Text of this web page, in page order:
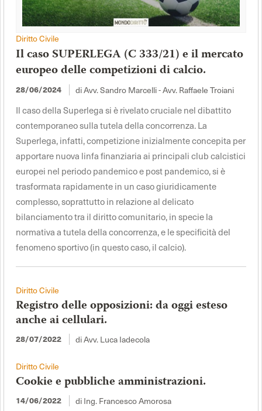
Diritto Civile
Il caso SUPERLEGA (C 333/21) e il mercato
europeo delle competizioni di calcio.
28/06/2024 di Avv. Sandro Marcelli - Avv. Raffaele Troiani
Il caso della Superlega si è rivelato cruciale nel dibattito
contemporaneo sulla tutela della concorrenza. La
Superlega, infatti, competizione inizialmente concepita per
apportare nuova linfa finanziaria ai principali club calcistici
europei nel periodo pandemico e post pandemico, si è
trasformata rapidamente in un caso giuridicamente
complesso, soprattutto in relazione al delicato
bilanciamento tra il diritto comunitario, in specie la
normativa a tutela della concorrenza, e le specificità del
fenomeno sportivo (in questo caso, il calcio).
Diritto Civile
Registro delle opposizioni: da oggi esteso
anche ai cellulari.
28/07/2022 di Avv. Luca Iadecola
Diritto Civile
Cookie e pubbliche amministrazioni.
14/06/2022 di Ing. Francesco Amorosa